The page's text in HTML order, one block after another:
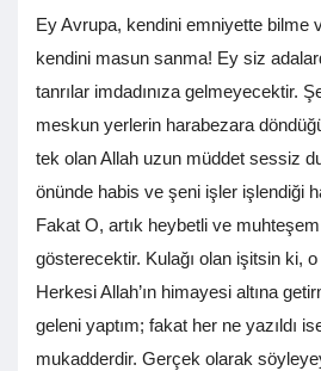
Ey Avrupa, kendini emniyette bilme
kendini masun sanma! Ey siz
tanrılar imdadınıza gelmeyecektir.
meskun yerlerin harabezara
tek olan Allah uzun müddet sessiz
önünde habis ve şeni işler işlendiği
Fakat O, artık heybetli ve
gösterecektir. Kulağı olan işitsin ki,
Herkesi Allah’ın himayesi altına
geleni yaptım; fakat her ne yazıldı
mukadderdir. Gerçek olarak